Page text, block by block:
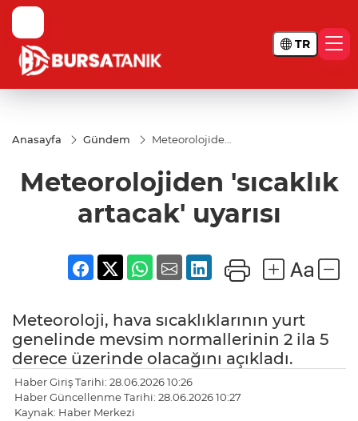
TR
Anasayfa Gündem
Meteorolojiden
Meteorolojiden 'sıcaklık
artacak' uyarısı
Meteoroloji, hava sıcaklıklarının yurt
genelinde mevsim normallerinin 2 ila 5
derece üzerinde olacağını açıkladı.
Haber Giriş Tarihi: 28.06.2026 10:26
Haber Güncellenme Tarihi: 28.06.2026 10:27
Kaynak: Haber Merkezi